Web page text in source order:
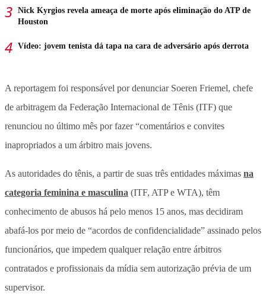
Nick Kyrgios revela ameaça de morte após eliminação do ATP de
Houston
Vídeo: jovem tenista dá tapa na cara de adversário após derrota
A reportagem foi responsável por denunciar Soeren Friemel, chefe
de arbitragem da Federação Internacional de Tênis (ITF) que
renunciou no último mês por fazer “comentários e convites
inapropriados a um árbitro mais jovens.
As autoridades do tênis, a partir de suas três entidades máximas na
categoria feminina e masculina (ITF, ATP e WTA), têm
conhecimento de abusos há pelo menos 15 anos, mas decidiram
abafá-los por meio de “acordos de confidencialidade” assinado pelos
funcionários, que impedem qualquer relação entre árbitros
contratados e profissionais da mídia sem autorização prévia de um
supervisor.